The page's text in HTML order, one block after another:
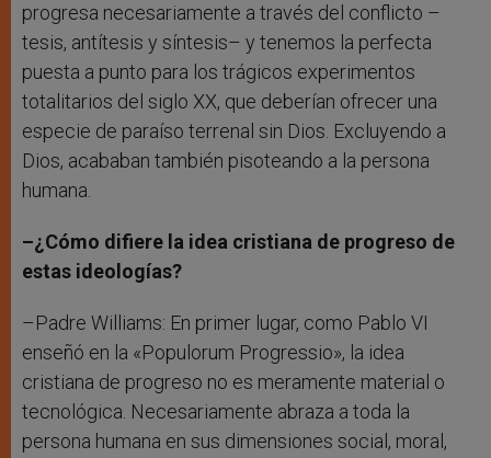
progresa necesariamente a través del conflicto –
tesis, antítesis y síntesis– y tenemos la perfecta
puesta a punto para los trágicos experimentos
totalitarios del siglo XX, que deberían ofrecer una
especie de paraíso terrenal sin Dios. Excluyendo a
Dios, acababan también pisoteando a la persona
humana.
–¿Cómo difiere la idea cristiana de progreso de
estas ideologías?
–Padre Williams: En primer lugar, como Pablo VI
enseñó en la «Populorum Progressio», la idea
cristiana de progreso no es meramente material o
tecnológica. Necesariamente abraza a toda la
persona humana en sus dimensiones social, moral,